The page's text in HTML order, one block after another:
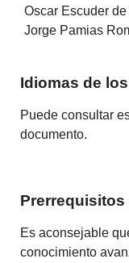
Oscar Escuder de
Jorge Pamias
Idiomas de
Puede consultar
documento.
Prerrequisitos
Es aconsejable
conocimiento